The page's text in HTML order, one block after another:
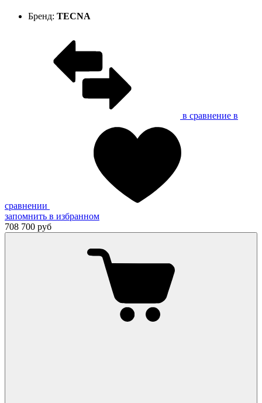
Бренд: TECNA
в сравнение в
сравнении
запомнить в избранном
708 700 руб